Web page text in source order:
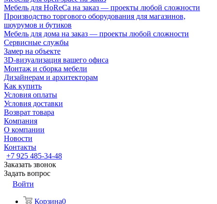
Мебель для HoReCa на заказ — проекты любой сложности
Производство торгового оборудования для магазинов,
шоурумов и бутиков
Мебель для дома на заказ — проекты любой сложности
Сервисные службы
Замер на объекте
3D-визуализация вашего офиса
Монтаж и сборка мебели
Дизайнерам и архитекторам
Как купить
Условия оплаты
Условия доставки
Возврат товара
Компания
О компании
Новости
Контакты
+7 925 485-34-48
Заказать звонок
Задать вопрос
Войти
Корзина0